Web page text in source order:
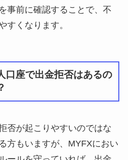
事前に確認することで、不
すくなります。
口座で出金拒否はあるの
否が起こりやすいのではな
方もいますが、MYFXにおい